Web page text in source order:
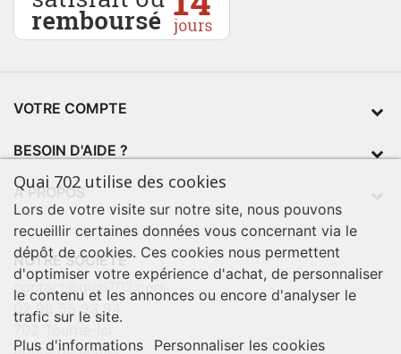
VOTRE COMPTE
BESOIN D'AIDE ?
À PROPOS
NOTRE SOCIÉTÉ
contact@quai702.com
02 98 55 93 94
Quai 702 utilise des cookies
Lors de votre visite sur notre site, nous pouvons
recueillir certaines données vous concernant via le
dépôt de cookies. Ces cookies nous permettent
d'optimiser votre expérience d'achat, de personnaliser
le contenu et les annonces ou encore d'analyser le
trafic sur le site.
Plus d'informations
Personnaliser les cookies